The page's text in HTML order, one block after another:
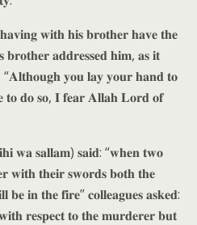
𝐰𝐢𝐭𝐡 𝐡𝐢𝐬 𝐛𝐫𝐨𝐭𝐡𝐞𝐫 𝐡𝐚𝐯𝐞 𝐭𝐡𝐞
𝐚𝐝𝐝𝐫𝐞𝐬𝐬𝐞𝐝 𝐡𝐢𝐦, 𝐚𝐬 𝐢𝐭
“𝐀𝐥𝐭𝐡𝐨𝐮𝐠𝐡 𝐲𝐨𝐮 𝐥𝐚𝐲 𝐲𝐨𝐮𝐫 𝐡𝐚𝐧𝐝 𝐭𝐨
𝐝𝐨 𝐬𝐨, 𝐈 𝐟𝐞𝐚𝐫 𝐀𝐥𝐥𝐚𝐡 𝐋𝐨𝐫𝐝 𝐨𝐟
𝐰𝐚 𝐬𝐚𝐥𝐥𝐚𝐦) 𝐬𝐚𝐢𝐝: “𝐰𝐡𝐞𝐧 𝐭𝐰𝐨
𝐰𝐢𝐭𝐡 𝐭𝐡𝐞𝐢𝐫 𝐬𝐰𝐨𝐫𝐝𝐬 𝐛𝐨𝐭𝐡 𝐭𝐡𝐞
𝐢𝐧 𝐭𝐡𝐞 𝐟𝐢𝐫𝐞” 𝐜𝐨𝐥𝐥𝐞𝐚𝐠𝐮𝐞𝐬 𝐚𝐬𝐤𝐞𝐝:
𝐫𝐞𝐬𝐩𝐞𝐜𝐭 𝐭𝐨 𝐭𝐡𝐞 𝐦𝐮𝐫𝐝𝐞𝐫𝐞𝐫 𝐛𝐮𝐭